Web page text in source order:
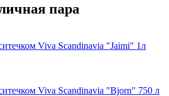
пара
Viva Scandinavia "Jaimi" 1л
Viva Scandinavia "Bjorn" 750 л